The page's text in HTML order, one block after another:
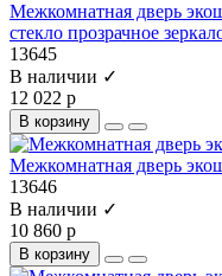
Межкомнатная дверь
стекло прозрачное
13645
В наличии ✓
12 022 р
В корзину
Межкомнатная дверь
13646
В наличии ✓
10 860 р
В корзину